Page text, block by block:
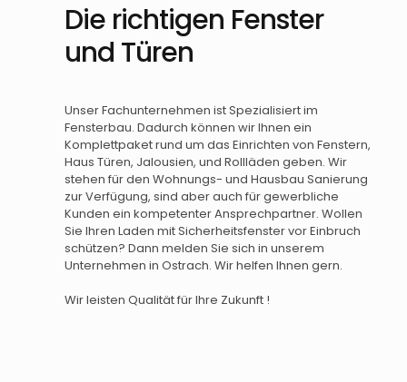
Die richtigen Fenster
und Türen
Unser Fachunternehmen ist Spezialisiert im
Fensterbau. Dadurch können wir Ihnen ein
Komplettpaket rund um das Einrichten von Fenstern,
Haus Türen, Jalousien, und Rollläden geben. Wir
stehen für den Wohnungs- und Hausbau Sanierung
zur Verfügung, sind aber auch für gewerbliche
Kunden ein kompetenter Ansprechpartner. Wollen
Sie Ihren Laden mit Sicherheitsfenster vor Einbruch
schützen? Dann melden Sie sich in unserem
Unternehmen in Ostrach. Wir helfen Ihnen gern.
Wir leisten Qualität für Ihre Zukunft !